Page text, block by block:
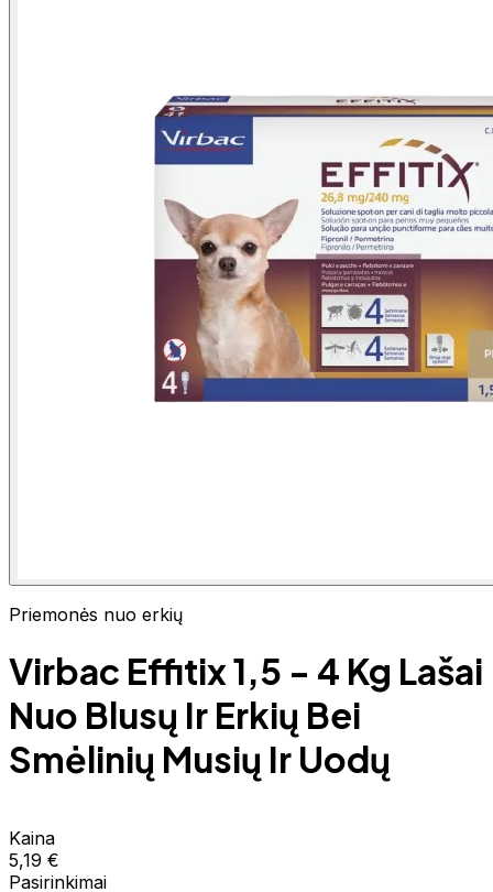
Priemonės nuo erkių
Virbac Effitix 1,5 - 4 Kg Lašai
Nuo Blusų Ir Erkių Bei
Smėlinių Musių Ir Uodų
Kaina
5,19 €
Pasirinkimai